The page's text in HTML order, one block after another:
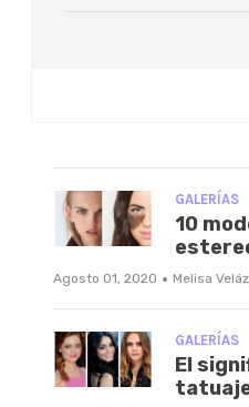
GALERÍAS
10
Agosto 01, 2020 · Melisa
GALERÍAS
El